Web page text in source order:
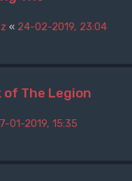
« 24-02-2019, 23:04
of The Legion
01-2019, 15:35